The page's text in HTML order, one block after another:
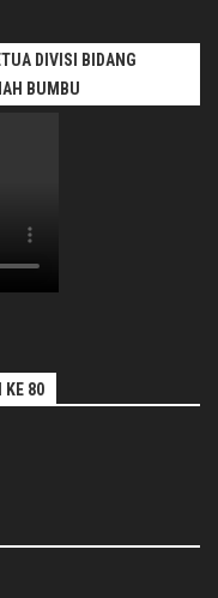
DIVISI BIDANG
BUMBU
KE 80